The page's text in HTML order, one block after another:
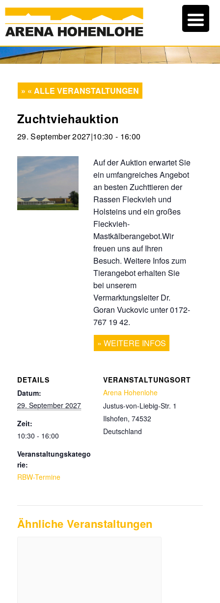
« ALLE VERANSTALTUNGEN
Zuchtviehauktion
29. September 2027|10:30 - 16:00
Auf der Auktion erwartet Sie
ein umfangreiches Angebot
an besten Zuchttieren der
Rassen Fleckvieh und
Holsteins und ein großes
Fleckvieh-
Mastkälberangebot.Wir
freuen uns auf Ihren
Besuch. Weitere Infos zum
Tierangebot erhalten Sie
bei unserem
Vermarktungsleiter Dr.
Goran Vuckovic unter 0172-
767 19 42.
WEITERE INFOS
DETAILS
Datum:
29. September 2027
Zeit:
10:30 - 16:00
Veranstaltungskatego
rie:
RBW-Termine
VERANSTALTUNGSORT
Arena Hohenlohe
Justus-von-Liebig-Str. 1
Ilshofen, 74532
Deutschland
Ähnliche Veranstaltungen